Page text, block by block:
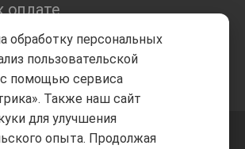
оплате
обработку персональных
пользовательской
помощью сервиса
Также наш сайт
для улучшения
опыта. Продолжая